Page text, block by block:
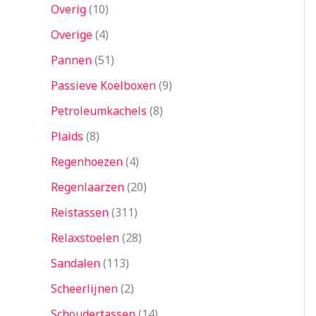
Overig 10
Overige 4
Pannen 51
Passieve Koelboxen 9
Petroleumkachels 8
Plaids 8
Regenhoezen 4
Regenlaarzen 20
Reistassen 311
Relaxstoelen 28
Sandalen 113
Scheerlijnen 2